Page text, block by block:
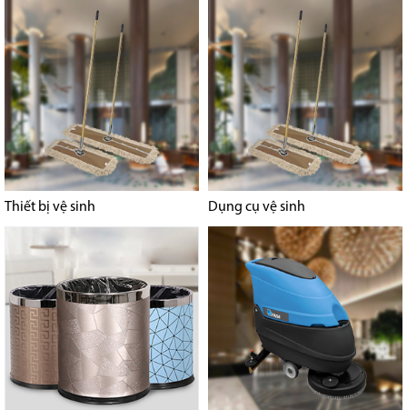
Thiết bị vệ sinh Dụng cụ vệ sinh